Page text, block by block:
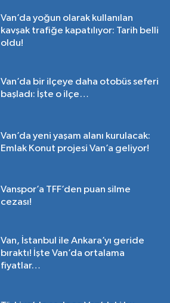
Van’da yoğun olarak kullanılan
kavşak trafiğe kapatılıyor: Tarih belli
oldu!
Van’da bir ilçeye daha otobüs seferi
başladı: İşte o ilçe…
Van’da yeni yaşam alanı kurulacak:
Emlak Konut projesi Van’a geliyor!
Vanspor’a TFF’den puan silme
cezası!
Van, İstanbul ile Ankara’yı geride
bıraktı! İşte Van’da ortalama
fiyatlar…